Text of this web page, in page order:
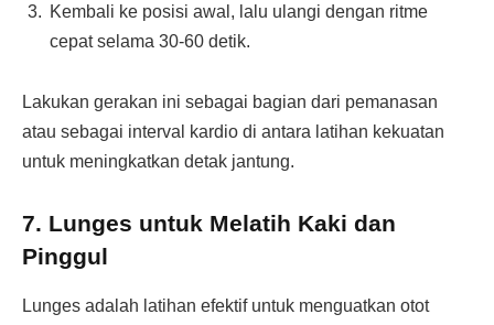
Kembali ke posisi awal, lalu ulangi dengan ritme
cepat selama 30-60 detik.
Lakukan gerakan ini sebagai bagian dari pemanasan
atau sebagai interval kardio di antara latihan kekuatan
untuk meningkatkan detak jantung.
7. Lunges untuk Melatih Kaki dan
Pinggul
Lunges adalah latihan efektif untuk menguatkan otot